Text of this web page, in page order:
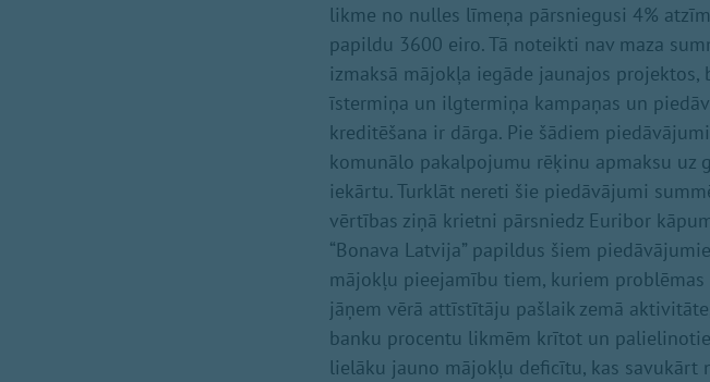
likme no nulles līmeņa pārsniegusi 4%
papildu 3600 eiro. Tā noteikti nav maza
izmaksā mājokļa iegāde jaunajos
īstermiņa un ilgtermiņa kampaņas un
kreditēšana ir dārga. Pie šādiem
komunālo pakalpojumu rēķinu apmaksu uz
iekārtu. Turklāt nereti šie piedāvājumi
vērtības ziņā krietni pārsniedz Euribor
“Bonava Latvija” papildus šiem
mājokļu pieejamību tiem, kuriem problēmas
jāņem vērā attīstītāju pašlaik zemā
banku procentu likmēm krītot un
lielāku jauno mājokļu deficītu, kas